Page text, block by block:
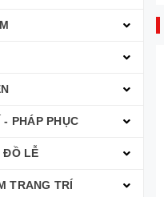
- PHÁP PHỤC
ĐỒ LỄ
TRANG TRÍ